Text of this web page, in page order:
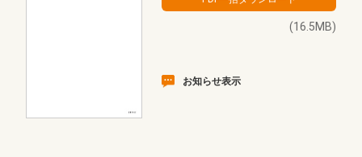
(16.5MB)
お知らせ表示